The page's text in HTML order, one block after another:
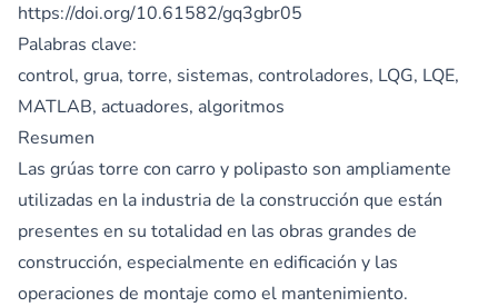
https://doi.org/10.61582/gq3gbr05
Palabras clave:
control, grua, torre, sistemas, controladores, LQG, LQE,
MATLAB, actuadores, algoritmos
Resumen
Las grúas torre con carro y polipasto son ampliamente
utilizadas en la industria de la construcción que están
presentes en su totalidad en las obras grandes de
construcción, especialmente en edificación y las
operaciones de montaje como el mantenimiento.